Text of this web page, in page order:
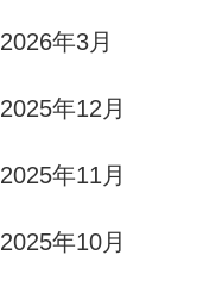
2026年3月
2025年12月
2025年11月
2025年10月